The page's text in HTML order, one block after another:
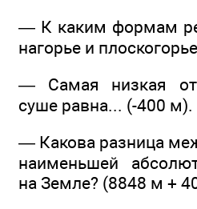
— К каким формам
нагорье и
— Самая низкая
суше равна... (-400 м).
— Какова разница
наименьшей
на Земле? (8848 м +